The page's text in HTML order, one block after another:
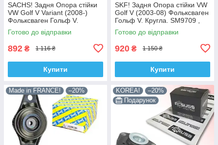
SACHS! Задня Опора стійки
VW Golf V Variant (2008-)
Фольксваген Гольф V.
Овальна. SM9708 , 802339 ,
KB957.08 , VKDA40125
Готово до відправки
892 ₴ 1 116 ₴
Купити
SKF! Задня Опора стійки VW
Golf V (2003-08) Фольксваген
Гольф V. Кругла. SM9709 ,
802382 , KB957.09 ,
VKDA40127
Готово до відправки
920 ₴ 1 150 ₴
Купити
Made in FRANCE! –20% KOREA!
–20%
Подарунок